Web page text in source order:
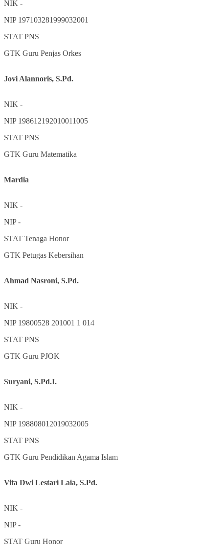
NIK -
NIP 197103281999032001
STAT PNS
GTK Guru Penjas Orkes
Jovi Alannoris, S.Pd.
NIK -
NIP 198612192010011005
STAT PNS
GTK Guru Matematika
Mardia
NIK -
NIP-
STAT Tenaga Honor
GTK Petugas Kebersihan
Ahmad Nasroni, S.Pd.
NIK -
NIP 19800528 201001 1 014
STAT PNS
GTK Guru PJOK
Suryani, S.Pd.I.
NIK -
NIP 198808012019032005
STAT PNS
GTK Guru Pendidikan Agama Islam
Vita Dwi Lestari Laia, S.Pd.
NIK -
NIP-
STAT Guru Honor